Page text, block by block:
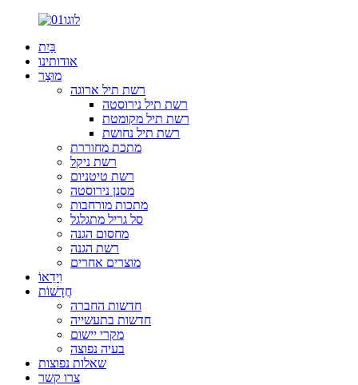
בַּיִת
אודותינו
מוּצָר
רשת תיל ארוגה
רשת תיל נירוסטה
רשת תיל מקומטת
רשת תיל נחושת
מתכת מחוררת
רשת ניקל
רשת טיטניום
מסנן נירוסטה
מתכות מורחבות
סל גריל מתגלגל
מחסום הגנה
רשת הגנה
מוצרים אחרים
וִידֵאוֹ
חֲדָשׁוֹת
חדשות החברה
חדשות בתעשייה
מקרי יישום
בעיה נפוצה
שאלות נפוצות
צרו קשר